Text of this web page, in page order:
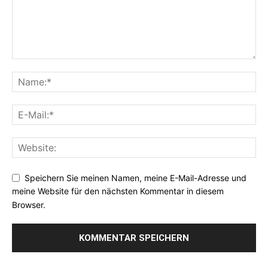
Speichern Sie meinen Namen, meine E-Mail-Adresse und
meine Website für den nächsten Kommentar in diesem
Browser.